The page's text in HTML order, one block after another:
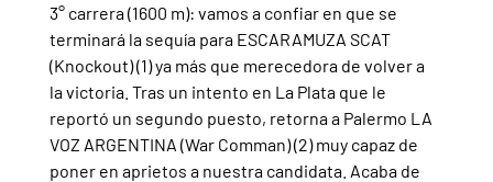
3° carrera (1600 m): vamos a confiar en que se
terminará la sequía para ESCARAMUZA SCAT
(Knockout) (1) ya más que merecedora de volver a
la victoria. Tras un intento en La Plata que le
reportó un segundo puesto, retorna a Palermo LA
VOZ ARGENTINA (War Comman) (2) muy capaz de
poner en aprietos a nuestra candidata. Acaba de